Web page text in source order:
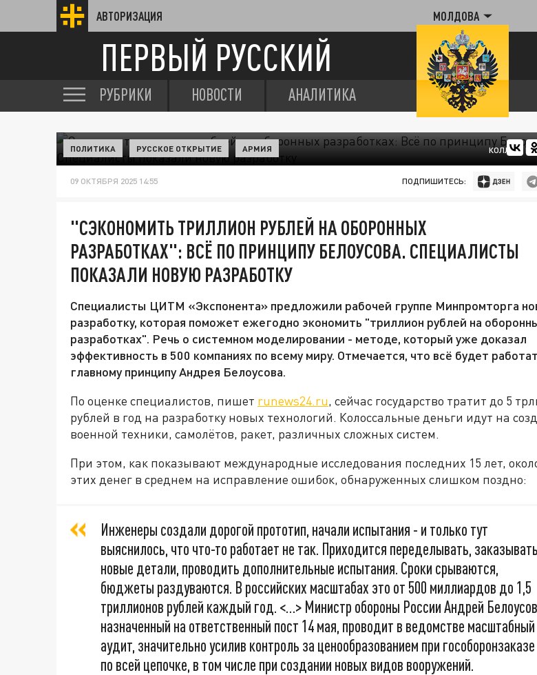
АВТОРИЗАЦИЯ МОЛДОВА
ПЕРВЫЙ РУССКИЙ
РУБРИКИ НОВОСТИ АНАЛИТИКА
КОЛЛАЖ
ПОЛИТИКА РУССКОЕ ОТКРЫТИЕ АРМИЯ
09 ОКТЯБРЯ 2025 14:55 ПОДПИШИТЕСЬ:
"СЭКОНОМИТЬ ТРИЛЛИОН РУБЛЕЙ НА ОБОРОННЫХ
РАЗРАБОТКАХ": ВСЁ ПО ПРИНЦИПУ БЕЛОУСОВА. СПЕЦИАЛИСТЫ
ПОКАЗАЛИ НОВУЮ РАЗРАБОТКУ
Специалисты ЦИТМ «Экспонента» предложили рабочей группе Минпромторга
разработку, которая поможет ежегодно экономить "триллион рублей на
разработках". Речь о системном моделировании - методе, который уже доказал
эффективность в 500 компаниях по всему миру. Отмечается, что всё будет
главному принципу Андрея Белоусова.
По оценке специалистов, пишет runews24.ru, сейчас государство тратит до 5
рублей в год на разработку новых технологий. Колоссальные деньги идут на
военной техники, самолётов, ракет, различных сложных систем.
При этом, как показывают международные исследования последних 15 лет,
этих денег в среднем на исправление ошибок, обнаруженных слишком поздно:
Инженеры создали дорогой прототип, начали испытания - и только тут
выяснилось, что что-то работает не так. Приходится переделывать, заказывать
новые детали, проводить дополнительные испытания. Сроки срываются,
бюджеты раздуваются. В российских масштабах это от 500 миллиардов до 1,5
триллионов рублей каждый год. <…> Министр обороны России Андрей
назначенный на ответственный пост 14 мая, проводит в ведомстве масштабный
аудит, значительно усилив контроль за ценообразованием при гособоронзаказе
по всей цепочке, в том числе при создании новых видов вооружений.